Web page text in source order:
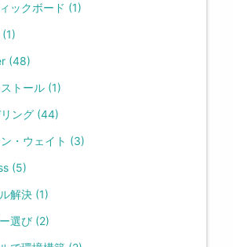
ックボード (1)
(1)
(48)
トール (1)
ング (44)
・ウェイト (3)
(5)
解決 (1)
選び (2)